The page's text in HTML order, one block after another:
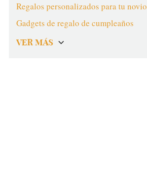
Regalos personalizados para tu novio
Gadgets de regalo de cumpleaños